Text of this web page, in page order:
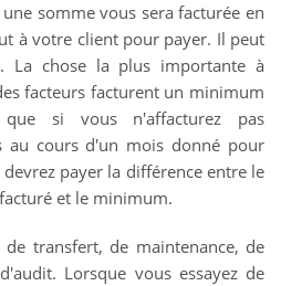
somme vous sera facturée en
à votre client pour payer. Il peut
La chose la plus importante à
facteurs facturent un minimum
que si vous n'affacturez pas
au cours d'un mois donné pour
payer la différence entre le
et le minimum.
transfert, de maintenance, de
Lorsque vous essayez de